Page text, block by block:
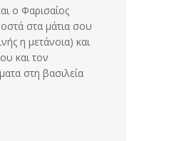
ο Φαρισαίος
στα μάτια σου
η μετάνοια) και
και τον
στη βασιλεία